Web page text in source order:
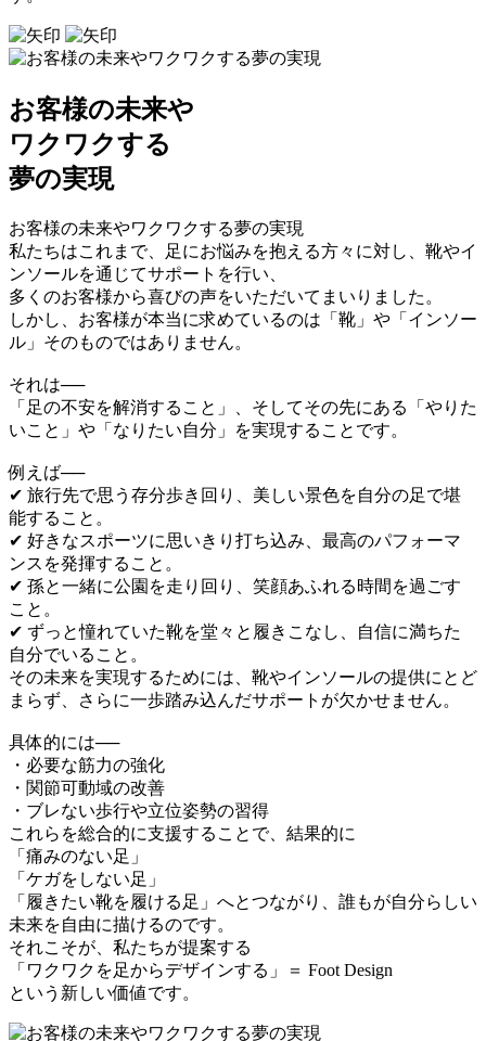
お客様の未来や
ワクワクする
夢の実現
お客様の未来やワクワクする夢の実現
私たちはこれまで、足にお悩みを抱える方々に対し、靴やイ
ンソールを通じてサポートを行い、
多くのお客様から喜びの声をいただいてまいりました。
しかし、お客様が本当に求めているのは「靴」や「インソー
ル」そのものではありません。
それは──
「足の不安を解消すること」、そしてその先にある「やりた
いこと」や「なりたい自分」を実現することです。
例えば──
✔ 旅行先で思う存分歩き回り、美しい景色を自分の足で堪
能すること。
✔ 好きなスポーツに思いきり打ち込み、最高のパフォーマ
ンスを発揮すること。
✔ 孫と一緒に公園を走り回り、笑顔あふれる時間を過ごす
こと。
✔ ずっと憧れていた靴を堂々と履きこなし、自信に満ちた
自分でいること。
その未来を実現するためには、靴やインソールの提供にとど
まらず、さらに一歩踏み込んだサポートが欠かせません。
具体的には──
・必要な筋力の強化
・関節可動域の改善
・ブレない歩行や立位姿勢の習得
これらを総合的に支援することで、結果的に
「痛みのない足」
「ケガをしない足」
「履きたい靴を履ける足」へとつながり、誰もが自分らしい
未来を自由に描けるのです。
それこそが、私たちが提案する
「ワクワクを足からデザインする」＝ Foot Design
という新しい価値です。